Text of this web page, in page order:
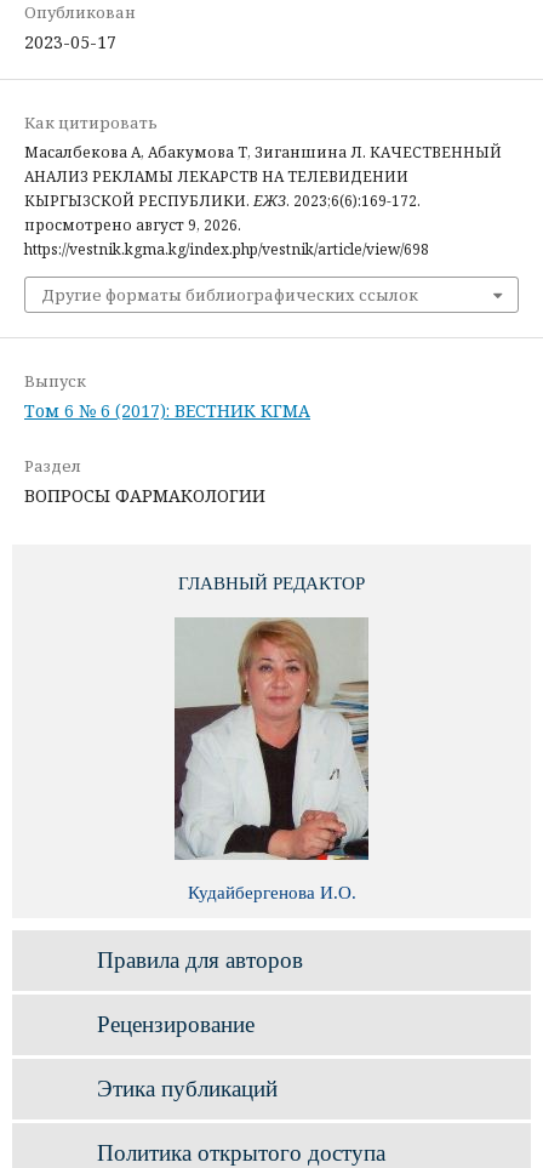
Опубликован
2023-05-17
Как цитировать
Масалбекова А, Абакумова Т, Зиганшина Л. КАЧЕСТВЕННЫЙ
АНАЛИЗ РЕКЛАМЫ ЛЕКАРСТВ НА ТЕЛЕВИДЕНИИ
КЫРГЫЗСКОЙ РЕСПУБЛИКИ. ЕЖЗ. 2023;6(6):169-172.
просмотрено август 9, 2026.
https://vestnik.kgma.kg/index.php/vestnik/article/view/698
Другие форматы библиографических ссылок
Выпуск
Том 6 № 6 (2017): ВЕСТНИК КГМА
Раздел
ВОПРОСЫ ФАРМАКОЛОГИИ
ГЛАВНЫЙ РЕДАКТОР
Кудайбергенова И.О.
Правила для авторов
Рецензирование
Этика публикаций
Политика открытого доступа